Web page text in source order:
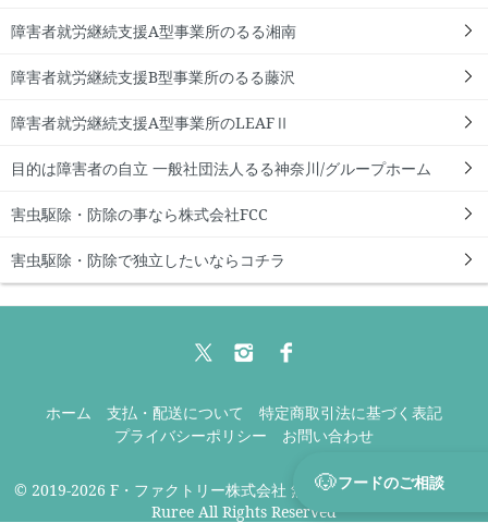
障害者就労継続支援A型事業所のるる湘南
障害者就労継続支援B型事業所のるる藤沢
障害者就労継続支援A型事業所のLEAFⅡ
目的は障害者の自立 一般社団法人るる神奈川/グループホーム
害虫駆除・防除の事なら株式会社FCC
害虫駆除・防除で独立したいならコチラ
ホーム 支払・配送について
特定商取引法に基づく表記
プライバシーポリシー
お問い合わせ
© 2019-2026 F・ファクトリー株式会社 無添加ドッグフード専門店
Ruree All Rights Reserved
🐶フードのご相談